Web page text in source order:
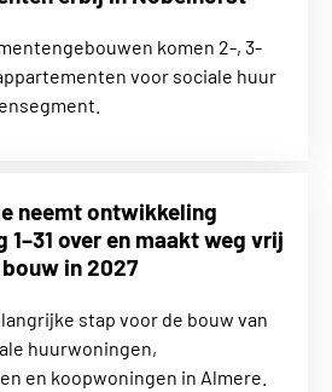
komen 2-, 3-
voor sociale huur
neemt ontwikkeling
1–31 over en maakt weg vrij
in 2027
stap voor de bouw van
huurwoningen,
en koopwoningen in Almere.